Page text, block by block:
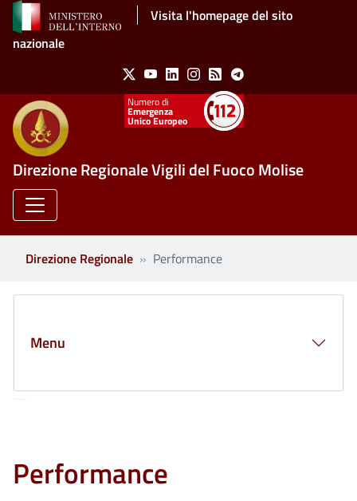
Salta al contenuto principaleVisita l'homepage del sito
nazionale
Social Menu
X YoutubeLinkedinInstagram
Feed Telegram
Emergenza
Unico Europeo
Direzione Regionale Vigili del Fuoco Molise
Direzione Regionale Performance
Performance
Menu